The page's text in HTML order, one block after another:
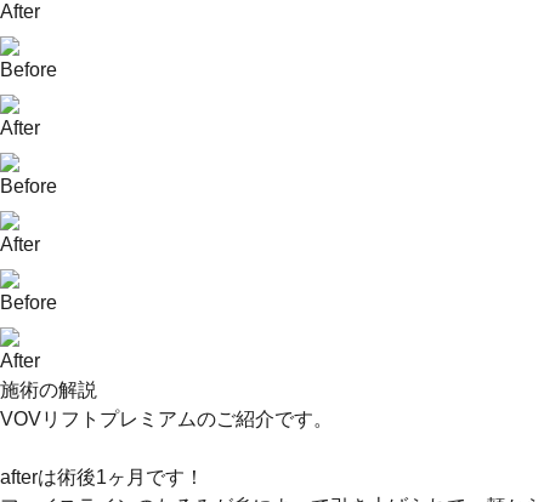
After
Before
After
Before
After
Before
After
施術の解説
VOVリフトプレミアムのご紹介です。
afterは術後1ヶ月です！